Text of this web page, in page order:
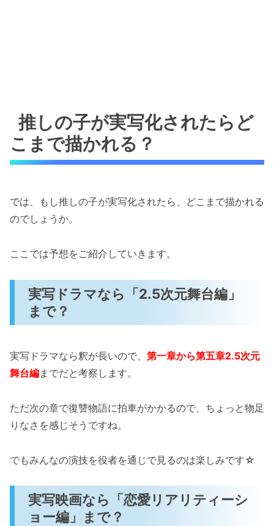
推しの子が実写化されたらど
こまで描かれる？
では、もし推しの子が実写化されたら、どこまで描かれる
のでしょうか。
ここでは予想をご紹介していきます。
実写ドラマなら「2.5次元舞台編」
まで？
実写ドラマなら釈が長いので、 第一章から第五章2.5次元
舞台編までだと考察します。
ただ次の章で復讐物語に拍車がかかるので、ちょっと物足
りなさを感じそうですね。
でもみんなの演技を役者を通じで見るのは楽しみです☆
実写映画なら「恋愛リアリティーシ
ョー編」まで？